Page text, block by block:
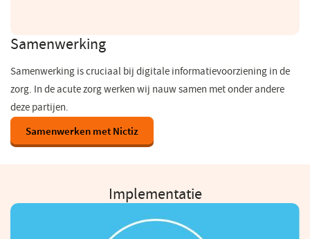
Samenwerking
Samenwerking is cruciaal bij digitale informatievoorziening in de
zorg. In de acute zorg werken wij nauw samen met onder andere
deze partijen.
Samenwerken met Nictiz
Implementatie